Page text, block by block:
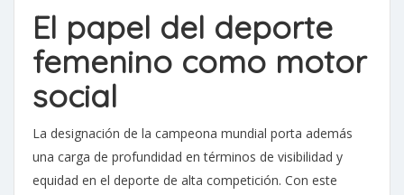
El papel del deporte
femenino como motor
social
La designación de la campeona mundial porta además
una carga de profundidad en términos de visibilidad y
equidad en el deporte de alta competición. Con este